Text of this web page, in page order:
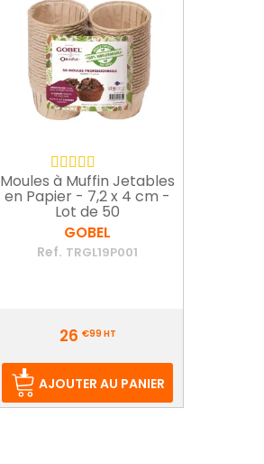
Moules à Muffin Jetables
en Papier - 7,2 x 4 cm -
Lot de 50
GOBEL
Ref. TRGL19P001
26 €99 HT
AJOUTER AU PANIER